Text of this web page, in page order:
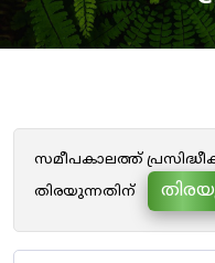
സമീപകാലത്ത്
തിരയുന്നതിന്